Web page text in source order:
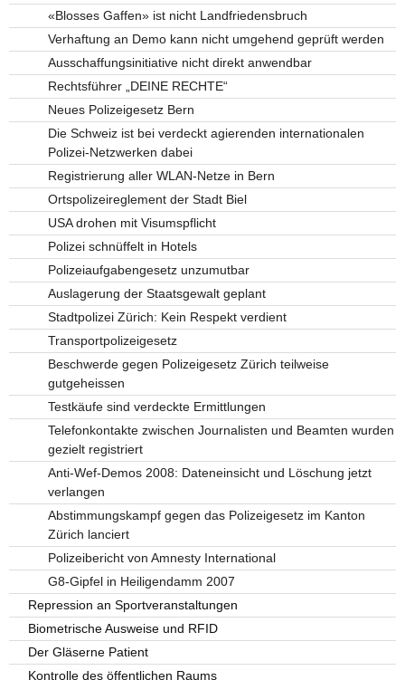
«Blosses Gaffen» ist nicht Landfriedensbruch
Verhaftung an Demo kann nicht umgehend geprüft werden
Ausschaffungsinitiative nicht direkt anwendbar
Rechtsführer „DEINE RECHTE“
Neues Polizeigesetz Bern
Die Schweiz ist bei verdeckt agierenden internationalen
Polizei-Netzwerken dabei
Registrierung aller WLAN-Netze in Bern
Ortspolizeireglement der Stadt Biel
USA drohen mit Visumspflicht
Polizei schnüffelt in Hotels
Polizeiaufgabengesetz unzumutbar
Auslagerung der Staatsgewalt geplant
Stadtpolizei Zürich: Kein Respekt verdient
Transportpolizeigesetz
Beschwerde gegen Polizeigesetz Zürich teilweise
gutgeheissen
Testkäufe sind verdeckte Ermittlungen
Telefonkontakte zwischen Journalisten und Beamten wurden
gezielt registriert
Anti-Wef-Demos 2008: Dateneinsicht und Löschung jetzt
verlangen
Abstimmungskampf gegen das Polizeigesetz im Kanton
Zürich lanciert
Polizeibericht von Amnesty International
G8-Gipfel in Heiligendamm 2007
Repression an Sportveranstaltungen
Biometrische Ausweise und RFID
Der Gläserne Patient
Kontrolle des öffentlichen Raums